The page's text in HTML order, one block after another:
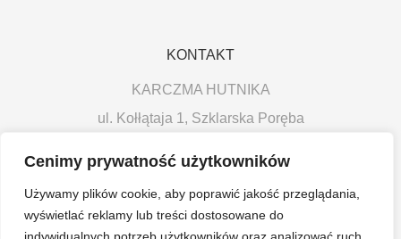
Cenimy prywatność użytkowników
Używamy plików cookie, aby poprawić jakość przeglądania,
wyświetlać reklamy lub treści dostosowane do
KONTAKT
KARCZMA HUTNIKA
ul. Kołłątaja 1, Szklarska Poręba
email: karczmahutnika@onet.pl
Godziny otwarcia proszę sprawdzać na bieżąco na